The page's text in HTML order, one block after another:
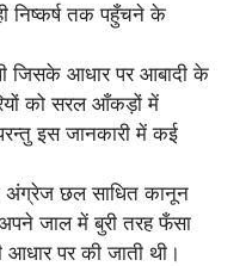
निष्कर्ष तक पहुँचने के
जिसके आधार पर आबादी के
को सरल आँकड़ों में
इस जानकारी में कई
छल साधित कानून
जाल में बुरी तरह फँसा
पर की जाती थी।